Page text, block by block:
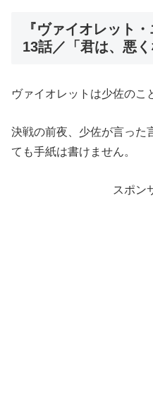
『ヴァイオレット
13話／「君は、悪く
ヴァイオレットは少佐のこ
決戦の前夜、少佐が言った
ても手紙は書けません。
スポン